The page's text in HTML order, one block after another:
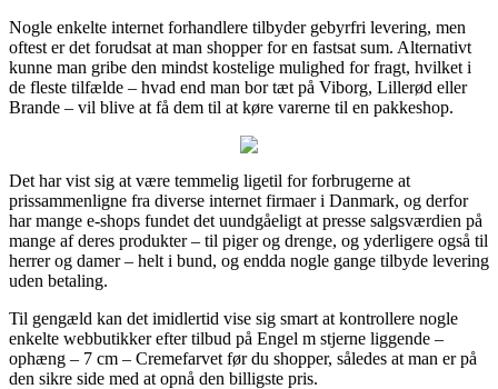
Nogle enkelte internet forhandlere tilbyder gebyrfri levering, men
oftest er det forudsat at man shopper for en fastsat sum. Alternativt
kunne man gribe den mindst kostelige mulighed for fragt, hvilket i
de fleste tilfælde – hvad end man bor tæt på Viborg, Lillerød eller
Brande – vil blive at få dem til at køre varerne til en pakkeshop.
Det har vist sig at være temmelig ligetil for forbrugerne at
prissammenligne fra diverse internet firmaer i Danmark, og derfor
har mange e-shops fundet det uundgåeligt at presse salgsværdien på
mange af deres produkter – til piger og drenge, og yderligere også til
herrer og damer – helt i bund, og endda nogle gange tilbyde levering
uden betaling.
Til gengæld kan det imidlertid vise sig smart at kontrollere nogle
enkelte webbutikker efter tilbud på Engel m stjerne liggende –
ophæng – 7 cm – Cremefarvet før du shopper, således at man er på
den sikre side med at opnå den billigste pris.